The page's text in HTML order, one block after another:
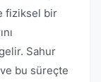
fiziksel bir
Sahur
bu süreçte